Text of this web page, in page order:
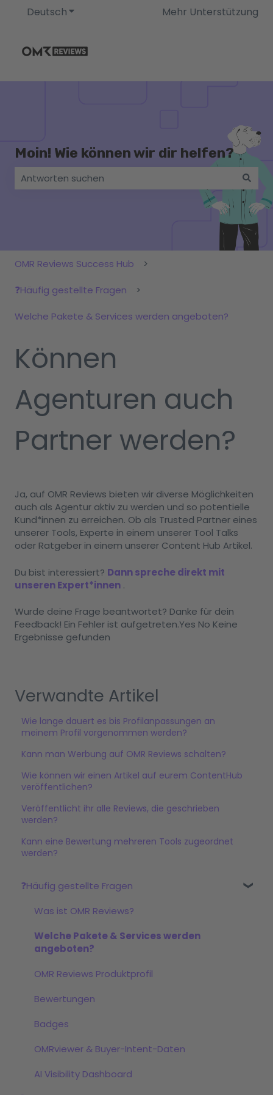
DeutschUntermenü für Übersetzungen anzeigen
Mehr Unterstützung
Moin! Wie können wir dir helfen?
Es gibt keine Vorschläge, da das Suchfeld leer ist.
OMR Reviews Success Hub
❓Häufig gestellte Fragen
Welche Pakete & Services werden angeboten?
Können
Agenturen auch
Partner werden?
Ja, auf OMR Reviews bieten wir diverse Möglichkeiten
auch als Agentur aktiv zu werden und so potentielle
Kund*innen zu erreichen. Ob als Trusted Partner eines
unserer Tools, Experte in einem unserer Tool Talks
oder Ratgeber in einem unserer Content Hub Artikel.
Du bist interessiert? Dann spreche direkt mit
unseren Expert*innen .
Wurde deine Frage beantwortet? Danke für dein
Feedback! Ein Fehler ist aufgetreten.Yes No Keine
Ergebnisse gefunden
Verwandte Artikel
Wie lange dauert es bis Profilanpassungen an
meinem Profil vorgenommen werden?
Kann man Werbung auf OMR Reviews schalten?
Wie können wir einen Artikel auf eurem ContentHub
veröffentlichen?
Veröffentlicht ihr alle Reviews, die geschrieben
werden?
Kann eine Bewertung mehreren Tools zugeordnet
werden?
❓Häufig gestellte Fragen
Was ist OMR Reviews?
Welche Pakete & Services werden
angeboten?
OMR Reviews Produktprofil
Bewertungen
Badges
OMRviewer & Buyer-Intent-Daten
AI Visibility Dashboard